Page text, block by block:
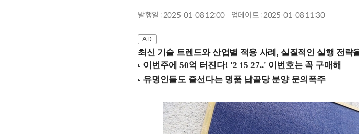
발행일 : 2025-01-08 12:00 업데이트 : 2025-01-08 11:30
최신 기술 트렌드와 산업별 적용 사례, 실질적인 실행 전략